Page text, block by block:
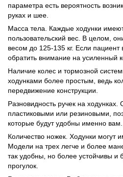
параметра есть вероятность
руках и шее.
Масса тела. Каждые ходунки
пользовательский вес. В целом,
весом до 125-135 кг. Если пациент
обратить внимание на усиленный
Наличие колес и тормозной
ходунками более простым, ведь
передвижение конструкции.
Разновидность ручек на ходунках.
пластиковыми или резиновыми,
которые будут удобны именно вам.
Количество ножек. Ходунки могут
Модели на трех легче и более
так удобны, но более устойчивы и
прогулок.